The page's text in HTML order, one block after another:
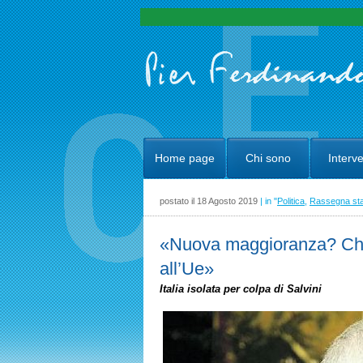
Home page Chi sono
postato il 18 Agosto 2019 | in "Politica Rassegna
«Nuova maggioranza?
all’Ue»
Italia isolata per colpa di Salvini